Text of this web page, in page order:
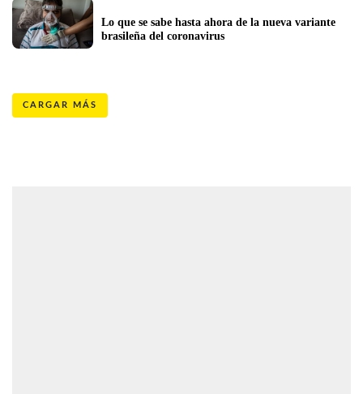
Lo que se sabe hasta ahora de la nueva variante
brasileña del coronavirus
CARGAR MÁS